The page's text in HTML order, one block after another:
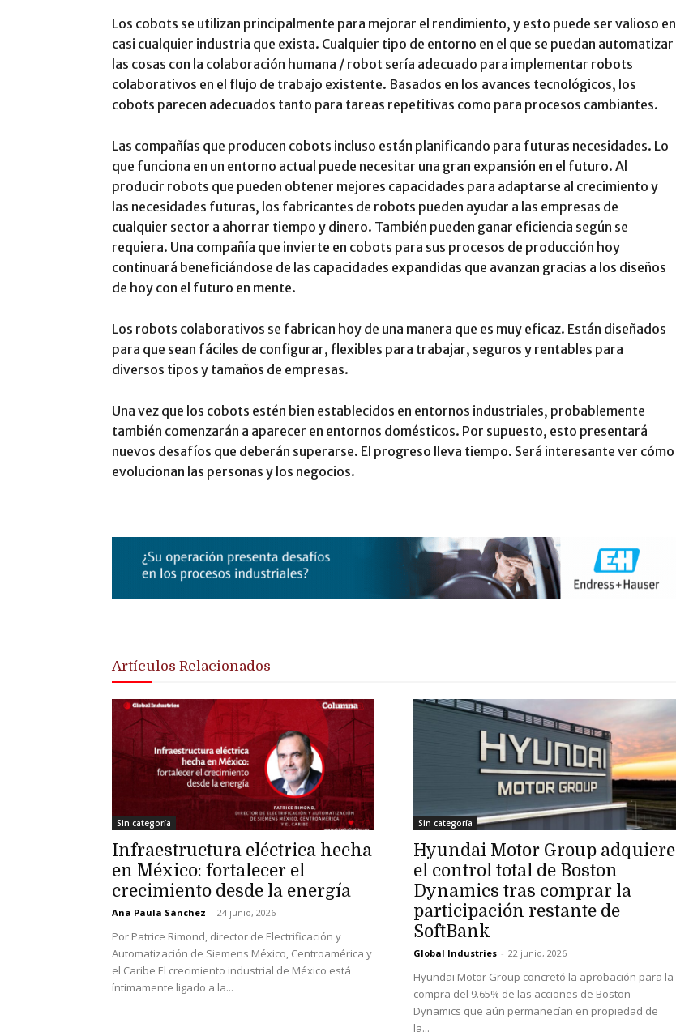
Los cobots se utilizan principalmente para mejorar el rendimiento, y esto puede ser valioso en
casi cualquier industria que exista. Cualquier tipo de entorno en el que se puedan automatizar
las cosas con la colaboración humana / robot sería adecuado para implementar robots
colaborativos en el flujo de trabajo existente. Basados en los avances tecnológicos, los
cobots parecen adecuados tanto para tareas repetitivas como para procesos cambiantes.
Las compañías que producen cobots incluso están planificando para futuras necesidades. Lo
que funciona en un entorno actual puede necesitar una gran expansión en el futuro. Al
producir robots que pueden obtener mejores capacidades para adaptarse al crecimiento y
las necesidades futuras, los fabricantes de robots pueden ayudar a las empresas de
cualquier sector a ahorrar tiempo y dinero. También pueden ganar eficiencia según se
requiera. Una compañía que invierte en cobots para sus procesos de producción hoy
continuará beneficiándose de las capacidades expandidas que avanzan gracias a los diseños
de hoy con el futuro en mente.
Los robots colaborativos se fabrican hoy de una manera que es muy eficaz. Están diseñados
para que sean fáciles de configurar, flexibles para trabajar, seguros y rentables para
diversos tipos y tamaños de empresas.
Una vez que los cobots estén bien establecidos en entornos industriales, probablemente
también comenzarán a aparecer en entornos domésticos. Por supuesto, esto presentará
nuevos desafíos que deberán superarse. El progreso lleva tiempo. Será interesante ver cómo
evolucionan las personas y los negocios.
Artículos Relacionados
Sin categoría
Infraestructura eléctrica hecha
en México: fortalecer el
crecimiento desde la energía
Ana Paula Sánchez - 24 junio, 2026
Por Patrice Rimond, director de Electrificación y
Automatización de Siemens México, Centroamérica y
el Caribe El crecimiento industrial de México está
íntimamente ligado a la...
Sin categoría
Hyundai Motor Group adquiere
el control total de Boston
Dynamics tras comprar la
participación restante de
SoftBank
Global Industries - 22 junio, 2026
Hyundai Motor Group concretó la aprobación para la
compra del 9.65% de las acciones de Boston
Dynamics que aún permanecían en propiedad de
la...